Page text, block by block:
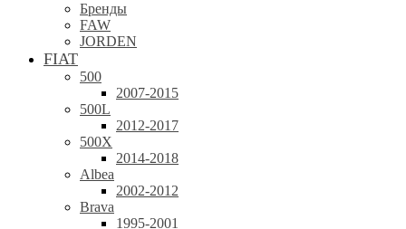
Бренды
FAW
JORDEN
FIAT
500
2007-2015
500L
2012-2017
500X
2014-2018
Albea
2002-2012
Brava
1995-2001